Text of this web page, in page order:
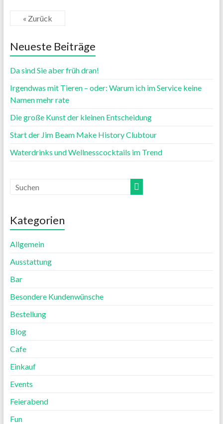
« Zurück
Neueste Beiträge
Da sind Sie aber früh dran!
Irgendwas mit Tieren – oder: Warum ich im Service keine
Namen mehr rate
Die große Kunst der kleinen Entscheidung
Start der Jim Beam Make History Clubtour
Waterdrinks und Wellnesscocktails im Trend
Kategorien
Allgemein
Ausstattung
Bar
Besondere Kundenwünsche
Bestellung
Blog
Cafe
Einkauf
Events
Feierabend
Fun